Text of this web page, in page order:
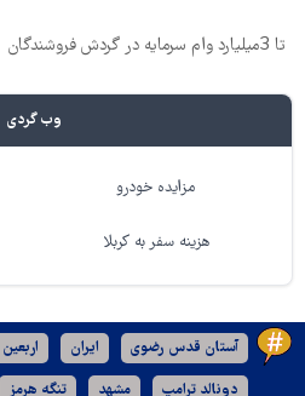
تا 3میلیارد وام سرمایه در گردش فروشندگان
وب گردی
مزایده خودرو
هزینه سفر به کربلا
آستان قدس رضوی ایران
دونالد ترامپ مشهد تنگه هرمز